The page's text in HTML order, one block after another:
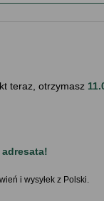
teraz, otrzymasz
i wysyłek z Polski.